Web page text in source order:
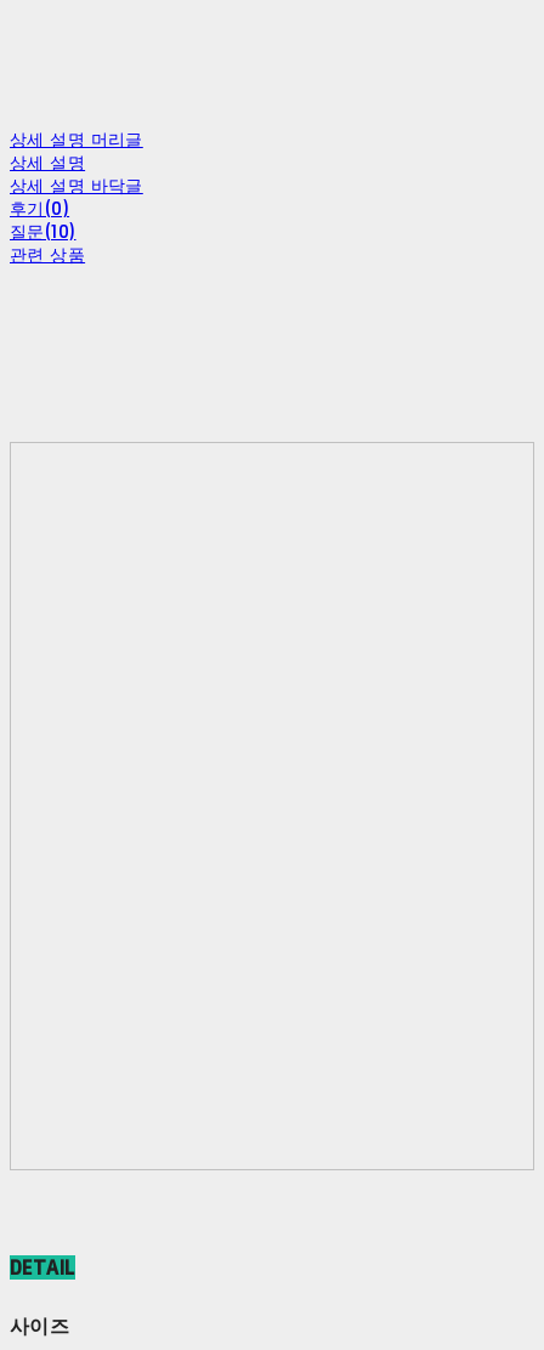
상세 설명 머리글
상세 설명
상세 설명 바닥글
후기(0)
질문(10)
관련 상품
DETAIL
사이즈